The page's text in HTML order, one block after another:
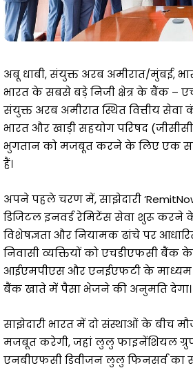
अबू धाबी, संयुक्त अरब अमीरात/मुंबई,
भारत के सबसे बड़े निजी क्षेत्र के बैंक –
संयुक्त अरब अमीरात स्थित वित्तीय
भारत और खाड़ी सहयोग परिषद
भुगतान को मजबूत करने के लिए एक
हैं।
अपने पहले चरण में, साझेदारी
डिजिटल इनवर्ड रेमिटेंस सेवा शुरू
विशेषज्ञता और नियामक ढांचे पर
निवासी व्यक्तियों को एचडीएफसी बैंक
आईएमपीएस और एनईएफटी के माध्यम
बैंक खाते में पैसा भेजने की अनुमति देगा।
साझेदारी भारत में दो संस्थाओं के बीच
मजबूत करेगी, जहां लुलु फाइनेंशियल
एनबीएफसी डिवीजन लुलु फिनसर्व का